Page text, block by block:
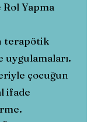
Yapma
terapötik
uygulamaları.
çocuğun
ifade